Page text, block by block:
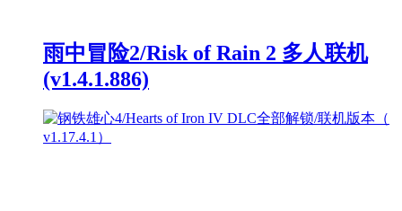
雨中冒险2/Risk of Rain 2 多人联机
(v1.4.1.886)